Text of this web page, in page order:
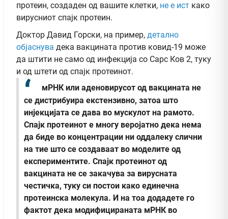
протеин, создаден од вашите клетки, не е ист како
вирусниот спајк протеин.
Доктор Давид Горски, на пример, детално
објаснува дека вакцината против ковид-19 може
да штити не само од инфекција со Сарс Ков 2, туку
и од штети од спајк протеинот.
мРНК или аденовирусот од вакцината не
се дистрибуира екстензивно, затоа што
инјекцијата се дава во мускулот на рамото.
Спајк протеинот е многу веројатно дека нема
да биде во концентрации ни оддалеку слични
на тие што се создаваат во моделите од
експериментите. Спајк протеинот од
вакцината не се закачува за вирусната
честичка, туку си постои како единечна
протеинска молекула. И на тоа додадете го
фактот дека модифицираната мРНК во